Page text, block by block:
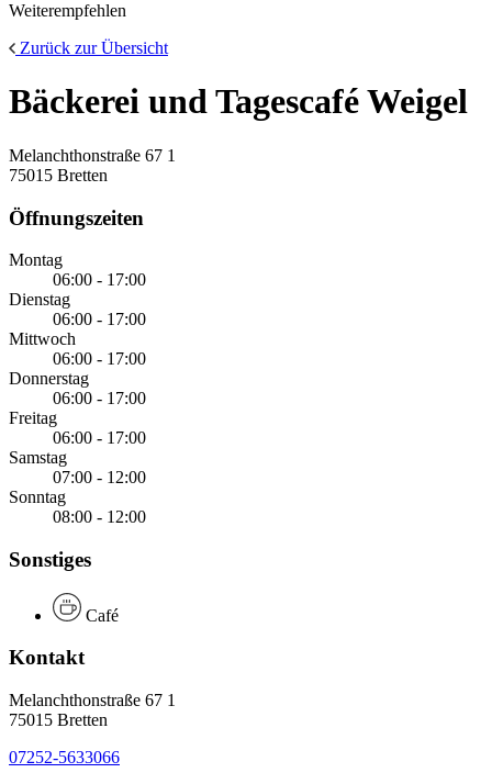
Weiterempfehlen
Zurück zur Übersicht
Bäckerei und Tagescafé Weigel
Melanchthonstraße 67 1
75015 Bretten
Öffnungszeiten
Montag
06:00 - 17:00
Dienstag
06:00 - 17:00
Mittwoch
06:00 - 17:00
Donnerstag
06:00 - 17:00
Freitag
06:00 - 17:00
Samstag
07:00 - 12:00
Sonntag
08:00 - 12:00
Sonstiges
Café
Kontakt
Melanchthonstraße 67 1
75015 Bretten
07252-5633066